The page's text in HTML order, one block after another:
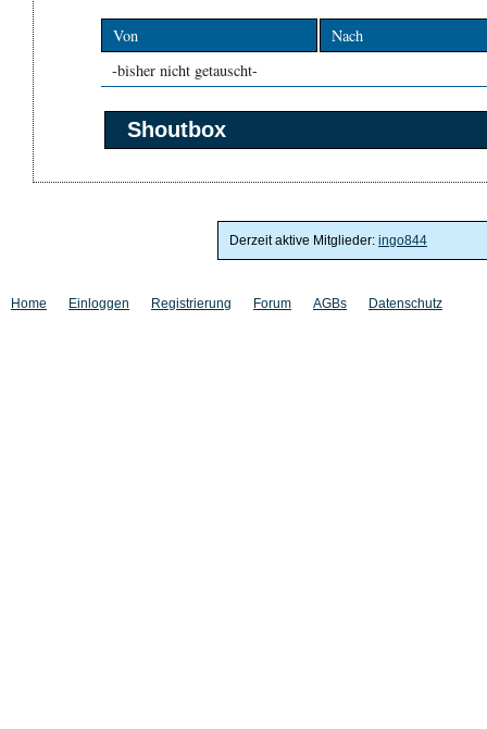
Von
Nach
-bisher nicht getauscht-
Shoutbox
Derzeit aktive Mitglieder: ingo844
Home Einloggen Registrierung Forum AGBs Datenschutz